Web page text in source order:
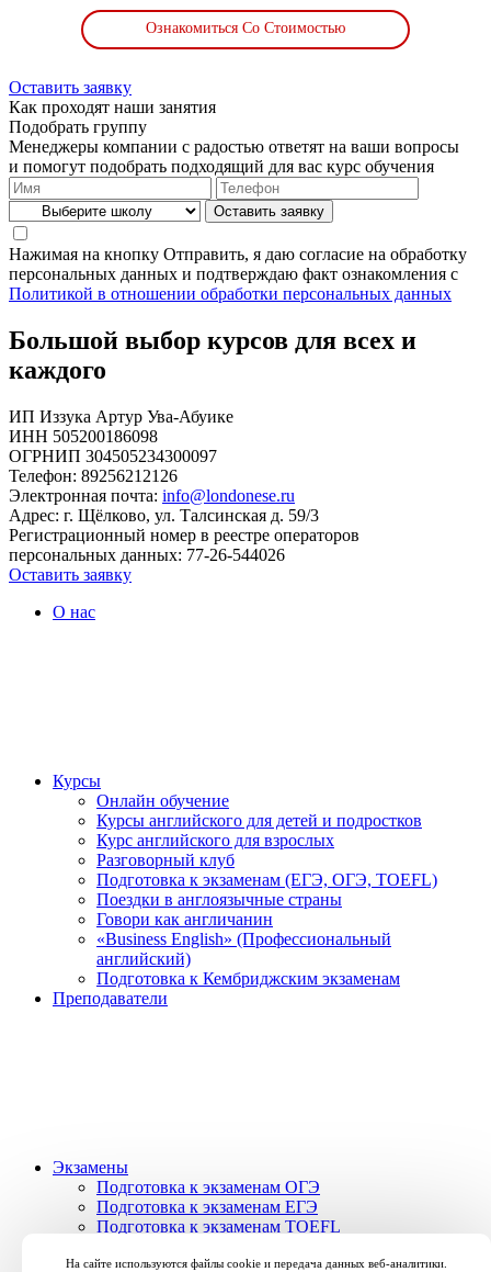
Ознакомиться Со Стоимостью
Оставить заявку
Как проходят наши занятия
Подобрать группу
Менеджеры компании с радостью ответят на ваши вопросы
и помогут подобрать подходящий для вас курс обучения
Нажимая на кнопку Отправить, я даю согласие на обработку
персональных данных и подтверждаю факт ознакомления с
Политикой в отношении обработки персональных данных
Большой выбор курсов для всех и
каждого
ИП Иззука Артур Ува-Абуике
ИНН 505200186098
ОГРНИП 304505234300097
Телефон: 89256212126
Электронная почта: info@londonese.ru
Адрес: г. Щёлково, ул. Талсинская д. 59/3
Регистрационный номер в реестре операторов
персональных данных: 77-26-544026
Оставить заявку
О нас
Курсы
Онлайн обучение
Курсы английского для детей и подростков
Курс английского для взрослых
Разговорный клуб
Подготовка к экзаменам (ЕГЭ, ОГЭ, TOEFL)
Поездки в англоязычные страны
Говори как англичанин
«Business English» (Профессиональный
английский)
Подготовка к Кембриджским экзаменам
Преподаватели
Экзамены
Подготовка к экзаменам ОГЭ
Подготовка к экзаменам ЕГЭ
Подготовка к экзаменам TOEFL
Подготовка к Кембриджским экзаменам
На сайте используются файлы cookie и передача данных веб-аналитики.